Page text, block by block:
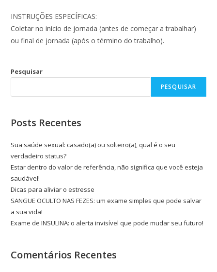
INSTRUÇÕES ESPECÍFICAS:
Coletar no início de jornada (antes de começar a trabalhar)
ou final de jornada (após o término do trabalho).
Pesquisar
PESQUISAR
Posts Recentes
Sua saúde sexual: casado(a) ou solteiro(a), qual é o seu
verdadeiro status?
Estar dentro do valor de referência, não significa que você esteja
saudável!
Dicas para aliviar o estresse
SANGUE OCULTO NAS FEZES: um exame simples que pode salvar
a sua vida!
Exame de INSULINA: o alerta invisível que pode mudar seu futuro!
Comentários Recentes